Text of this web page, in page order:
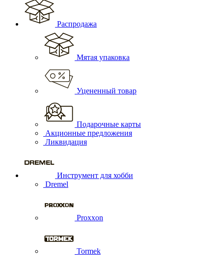
Распродажа
Мятая упаковка
Уцененный товар
Подарочные карты
Акционные предложения
Ликвидация
Инструмент для хобби
Dremel
Proxxon
Tormek